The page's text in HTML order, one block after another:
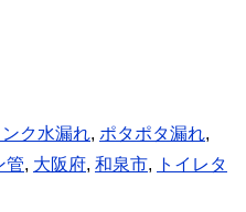
ンク水漏れ, ポタポタ漏れ,
管, 大阪府, 和泉市,
トイレタ